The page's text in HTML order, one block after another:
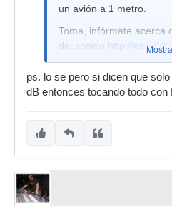
un avión a 1 metro.
Toma, infórmate acerca
del sonido http://
ps. lo se pero si dicen que
dB entonces tocando todo con